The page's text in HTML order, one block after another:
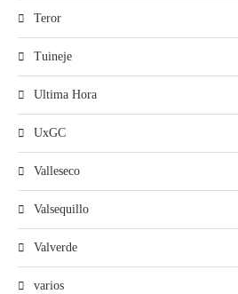
Teror
Tuineje
Ultima Hora
UxGC
Valleseco
Valsequillo
Valverde
varios